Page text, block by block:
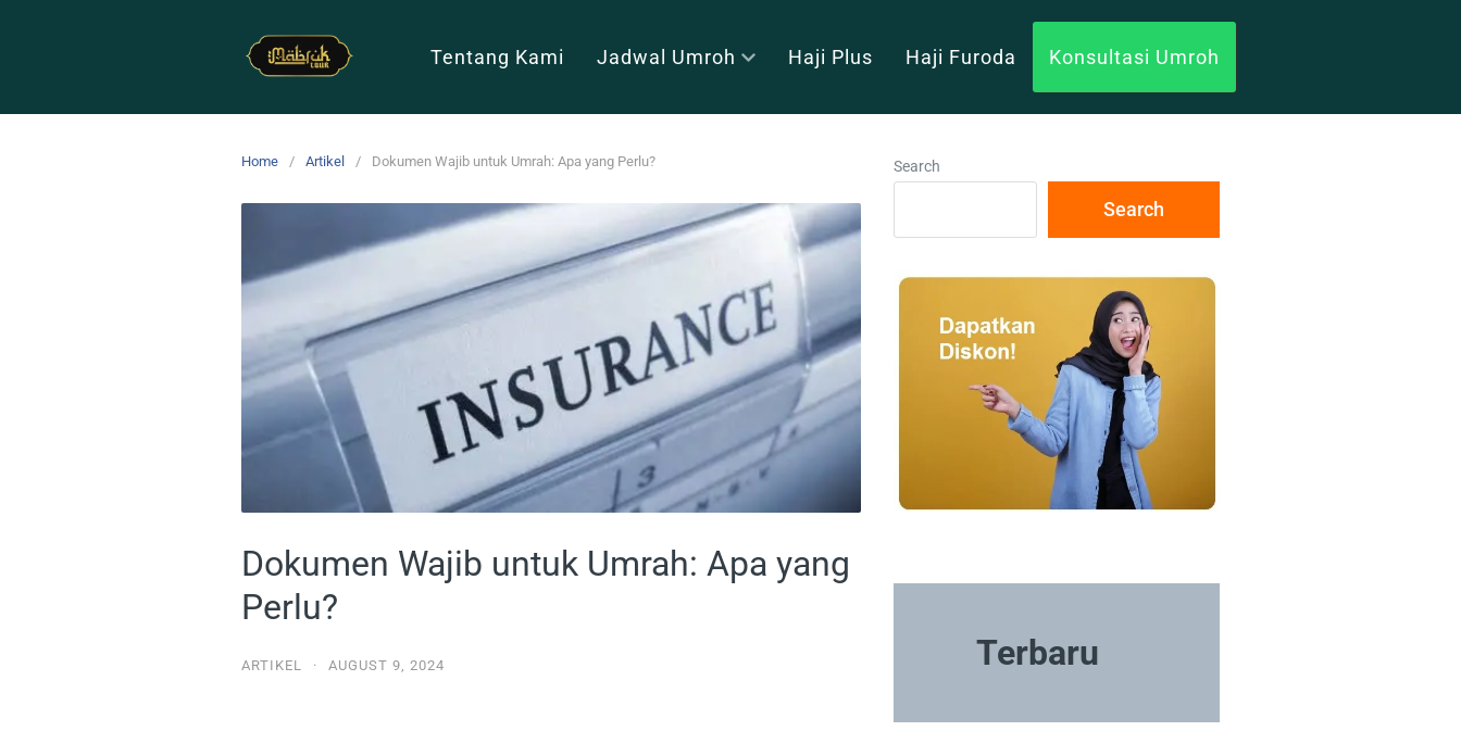
Tentang Kami Jadwal Umroh Haji Plus Haji Furoda Konsultasi Umroh
Home Artikel Dokumen Wajib untuk Umrah: Apa yang Perlu?
Dokumen Wajib untuk Umrah: Apa yang
Perlu?
ARTIKEL · AUGUST 9, 2024
Search
Search
Terbaru